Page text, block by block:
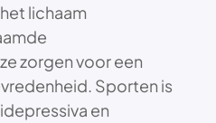
lichaam
zorgen voor een
Sporten is
en